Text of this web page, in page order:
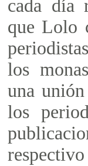
cada día
que Lolo
los
una
los